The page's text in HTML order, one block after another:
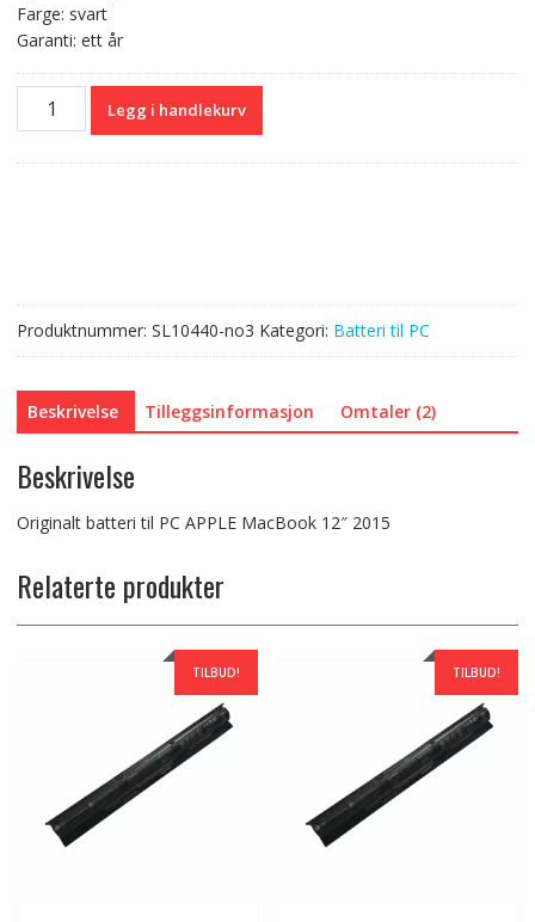
Farge: svart
Garanti: ett år
Originalt
batteri
antall
Legg i handlekurv
Produktnummer: SL10440-no3 Kategori: Batteri til PC
Beskrivelse Tilleggsinformasjon Omtaler (2)
Beskrivelse
Originalt batteri til PC APPLE MacBook 12″ 2015
Relaterte produkter
TILBUD! TILBUD!